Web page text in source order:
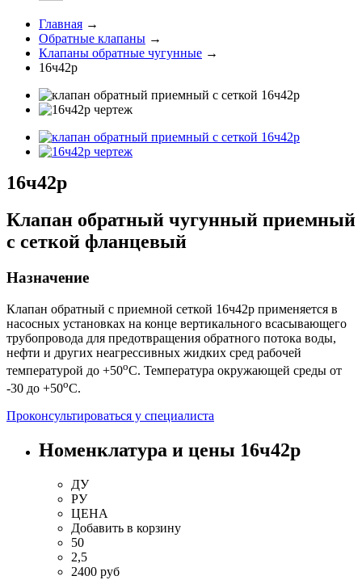
Главная →
Обратные клапаны →
Клапаны обратные чугунные →
16ч42р
16ч42р
Клапан обратный чугунный приемный
с сеткой фланцевый
Назначение
Клапан обратный с приемной сеткой 16ч42р применяется в
насосных установках на конце вертикального всасывающего
трубопровода для предотвращения обратного потока воды,
нефти и других неагрессивных жидких сред рабочей
температурой до +50оС. Температура окружающей среды от
-30 до +50оС.
Проконсультироваться у специалиста
Номенклатура и цены 16ч42р
ДУ
РУ
ЦЕНА
Добавить в корзину
50
2,5
2400 руб